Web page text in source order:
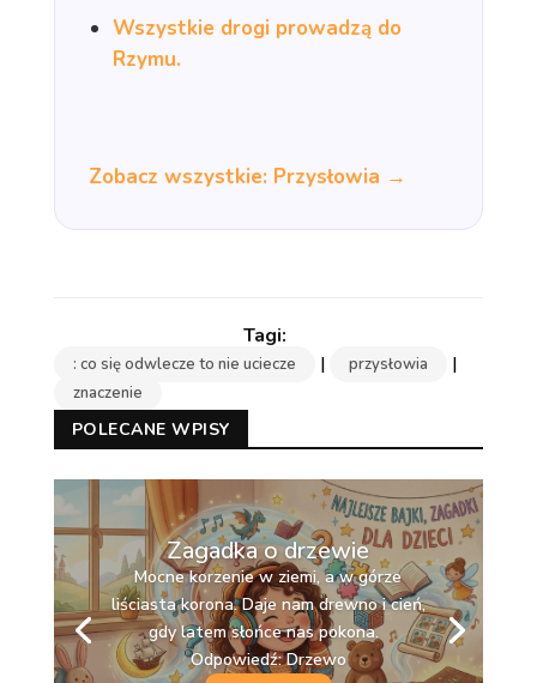
Wszystkie drogi prowadzą do
Rzymu.
Zobacz wszystkie: Przysłowia →
: co się odwlecze to nie uciecze | przysłowia |
znaczenie
POLECANE WPISY
Zagadka o drzewie
Mocne korzenie w ziemi, a w górze
liściasta korona. Daje nam drewno i cień,
gdy latem słońce nas pokona.
Odpowiedź: Drzewo